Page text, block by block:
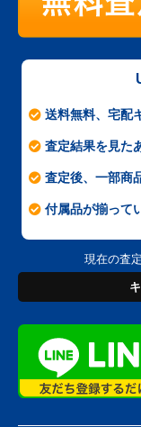
送料無料、宅配
査定結果を見た
査定後、一部商
付属品が揃って
現在の査